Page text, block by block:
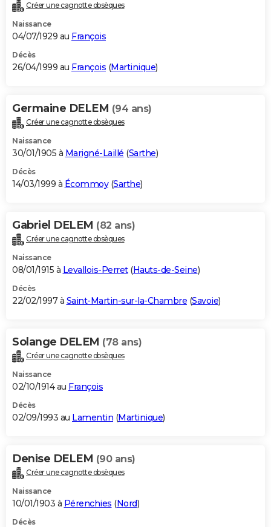
Créer une cagnotte obsèques
Naissance
04/07/1929 au François
Décès
26/04/1999 au François (Martinique)
Germaine DELEM (94 ans)
Créer une cagnotte obsèques
Naissance
30/01/1905 à Marigné-Laillé (Sarthe)
Décès
14/03/1999 à Écommoy(Sarthe)
Gabriel DELEM (82 ans)
Créer une cagnotte obsèques
Naissance
08/01/1915 à Levallois-Perret(Hauts-de-Seine)
Décès
22/02/1997 à Saint-Martin-sur-la-Chambre (Savoie)
Solange DELEM (78 ans)
Créer une cagnotte obsèques
Naissance
02/10/1914 au François
Décès
02/09/1993 au Lamentin (Martinique)
Denise DELEM (90 ans)
Créer une cagnotte obsèques
Naissance
10/01/1903 à Pérenchies (Nord)
Décès